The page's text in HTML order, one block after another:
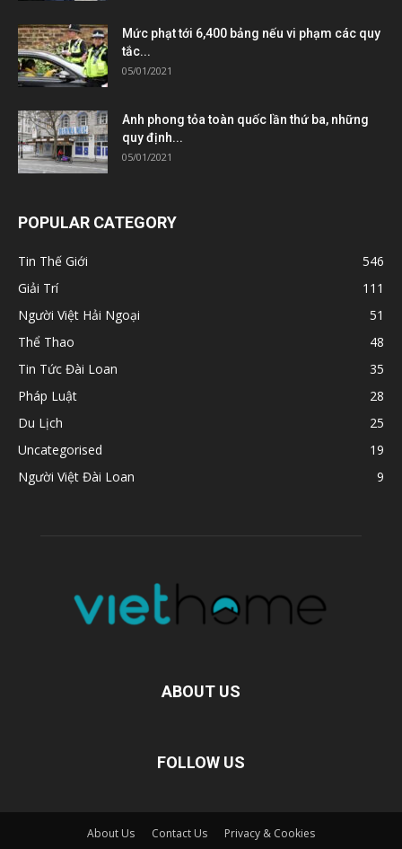
Mức phạt tới 6,400 bảng nếu vi phạm các quy
tắc...
05/01/2021
Anh phong tỏa toàn quốc lần thứ ba, những
quy định...
05/01/2021
POPULAR CATEGORY
Tin Thế Giới
546
Giải Trí
111
Người Việt Hải Ngoại
51
Thể Thao
48
Tin Tức Đài Loan
35
Pháp Luật
28
Du Lịch
25
Uncategorised
19
Người Việt Đài Loan
9
ABOUT US
FOLLOW US
About Us Contact Us Privacy & Cookies